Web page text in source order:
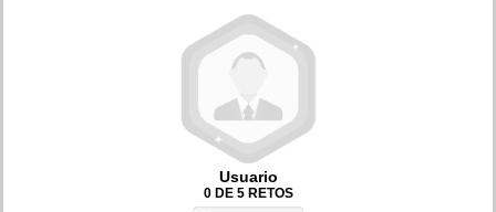
Usuario
0 DE 5 RETOS